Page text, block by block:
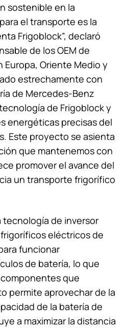
sostenible en la
el transporte es la
Frigoblock”, declaró
de los OEM de
Europa, Oriente Medio y
estrechamente con
de Mercedes-Benz
de Frigoblock y
energéticas precisas del
Este proyecto se asienta
que mantenemos con
promover el avance del
un transporte frigorífico
tecnología de inversor
eléctricos de
funcionar
de batería, lo que
que
permite aprovechar de la
de la batería de
a maximizar la distancia